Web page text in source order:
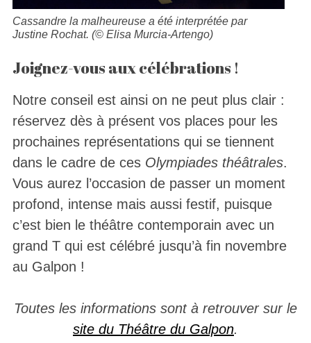
Cassandre la malheureuse a été interprétée par
Justine Rochat. (© Elisa Murcia-Artengo)
Joignez-vous aux célébrations !
Notre conseil est ainsi on ne peut plus clair :
réservez dès à présent vos places pour les
prochaines représentations qui se tiennent
dans le cadre de ces Olympiades théâtrales.
Vous aurez l’occasion de passer un moment
profond, intense mais aussi festif, puisque
c’est bien le théâtre contemporain avec un
grand T qui est célébré jusqu’à fin novembre
au Galpon !
Toutes les informations sont à retrouver sur le
site du Théâtre du Galpon.